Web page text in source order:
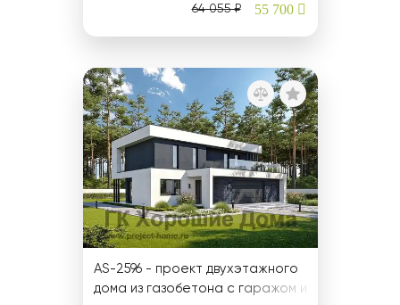
64 055 ₽ 55 700
AS-2596 - проект двухэтажного
дома из газобетона с гаражом и